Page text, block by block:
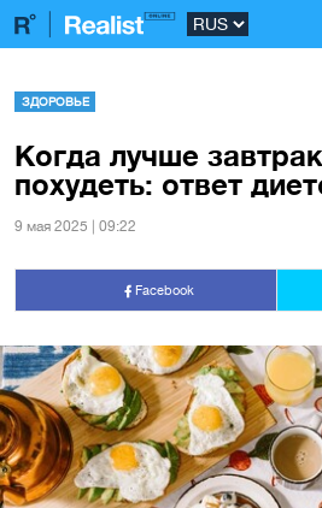
ЗДОРОВЬЕ
Когда лучше
похудеть: ответ
9 мая 2025 | 09:22
Facebook